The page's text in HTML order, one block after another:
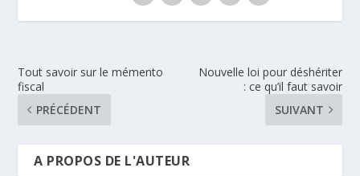
Tout savoir sur le mémento
fiscal
PRÉCÉDENT
Nouvelle loi pour déshériter
: ce qu’il faut savoir
SUIVANT
A PROPOS DE L'AUTEUR